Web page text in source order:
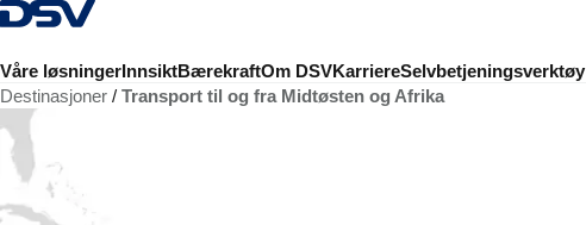
Tilbake til hjemmesiden
Våre løsningerInnsiktBærekraftOm DSVKarriereSelvbetjeningsverktøy
Destinasjoner Transport til og fra Midtøsten og Afrika